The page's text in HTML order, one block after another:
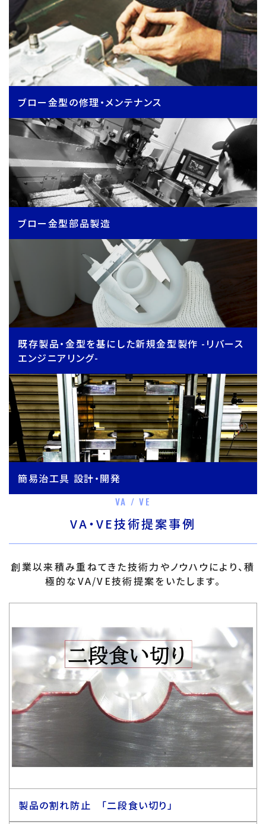
ブロー金型の修理・メンテナンス
ブロー金型部品製造
既存製品・金型を基にした新規金型製作 -リバース
エンジニアリング-
簡易治工具 設計・開発
VA / VE
VA・VE技術提案事例
創業以来積み重ねてきた技術力やノウハウにより、積
極的なVA/VE技術提案をいたします。
製品の割れ防止 「二段食い切り」